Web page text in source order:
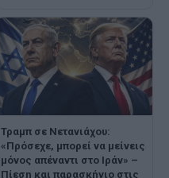
Τραμπ σε Νετανιάχου:
«Πρόσεχε, μπορεί να μείνεις
μόνος απέναντι στο Ιράν» –
Πίεση και παρασκήνιο στις